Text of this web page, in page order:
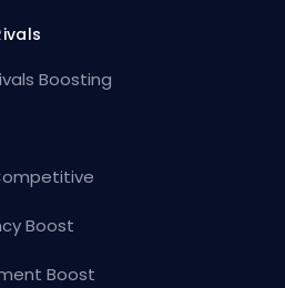
Boosting
Boost
Boost